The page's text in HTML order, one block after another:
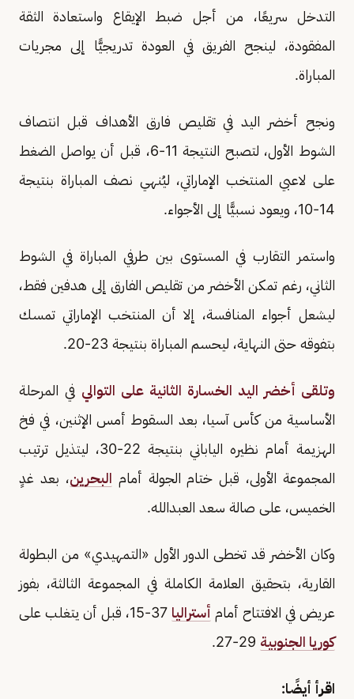
التدخل سريعًا، من أجل ضبط الإيقاع واستعادة الثقة
المفقودة، لينجح الفريق في العودة تدريجيًّا إلى مجريات
المباراة.
ونجح أخضر اليد في تقليص فارق الأهداف قبل انتصاف
الشوط الأول، لتصبح النتيجة 11-6، قبل أن يواصل الضغط
على لاعبي المنتخب الإماراتي، ليُنهي نصف المباراة بنتيجة
14-10، ويعود نسبيًّا إلى الأجواء.
واستمر التقارب في المستوى بين طرفي المباراة في الشوط
الثاني، رغم تمكن الأخضر من تقليص الفارق إلى هدفين فقط،
ليشعل أجواء المنافسة، إلا أن المنتخب الإماراتي تمسك
بتفوقه حتى النهاية، ليحسم المباراة بنتيجة 23-20.
وتلقى أخضر اليد الخسارة الثانية على التوالي في المرحلة
الأساسية من كأس آسيا، بعد السقوط أمس الإثنين، في فخ
الهزيمة أمام نظيره الياباني بنتيجة 22-30، ليتذيل ترتيب
المجموعة الأولى، قبل ختام الجولة أمام البحرين، بعد غدٍ
الخميس، على صالة سعد العبدالله.
وكان الأخضر قد تخطى الدور الأول «التمهيدي» من البطولة
القارية، بتحقيق العلامة الكاملة في المجموعة الثالثة، بفوز
عريض في الافتتاح أمام أستراليا
كوريا الجنوبية
اقرأ أيضًا: